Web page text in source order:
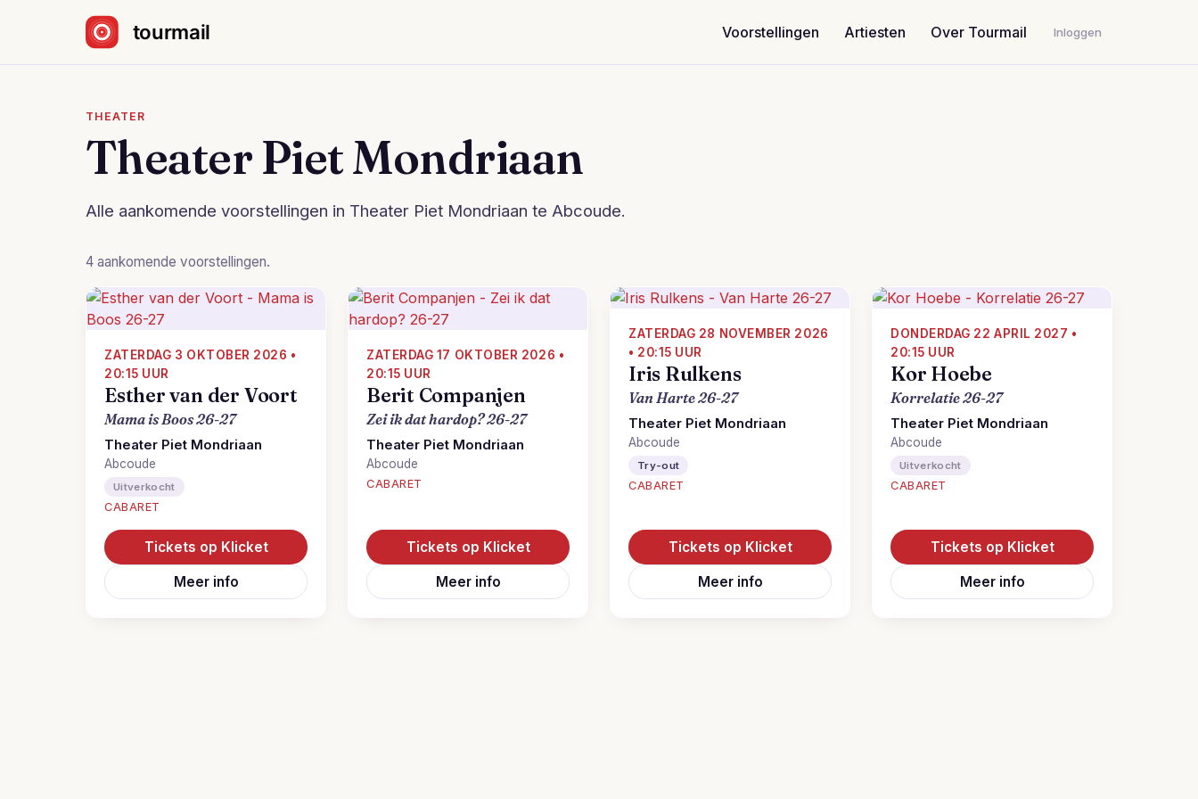
Voorstellingen
Artiesten Over Tourmail Inloggen
THEATER
Theater Piet Mondriaan
Alle aankomende voorstellingen in Theater Piet Mondriaan te Abcoude.
4 aankomende voorstellingen.
ZATERDAG 3 OKTOBER 2026 •
20:15 UUR
Esther van der Voort
Mama is Boos 26-27
Theater Piet Mondriaan
Abcoude
Uitverkocht
CABARET
Tickets op Klicket
Meer info
ZATERDAG 17 OKTOBER 2026 •
20:15 UUR
Berit Companjen
Zei ik dat hardop? 26-27
Theater Piet Mondriaan
Abcoude
CABARET
Tickets op Klicket
Meer info
ZATERDAG 28 NOVEMBER 2026
• 20:15 UUR
Iris Rulkens
Van Harte 26-27
Theater Piet Mondriaan
Abcoude
Try-out
CABARET
Tickets op Klicket
Meer info
DONDERDAG 22 APRIL 2027 •
20:15 UUR
Kor Hoebe
Korrelatie 26-27
Theater Piet Mondriaan
Abcoude
Uitverkocht
CABARET
Tickets op Klicket
Meer info